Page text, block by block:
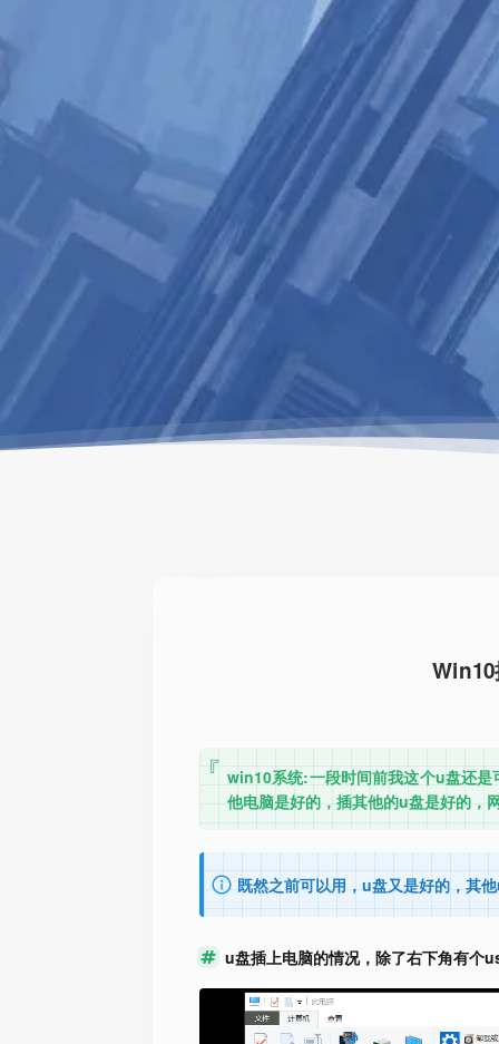
win10系统:一段时间前我这个u盘还
他电脑是好的，插其他的u盘是好的，
既然之前可以用，u盘又是好的，其
u盘插上电脑的情况，除了右下角有个